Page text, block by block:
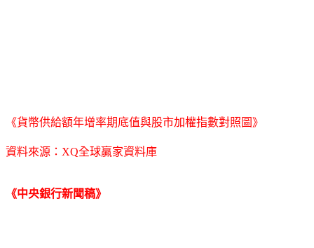
《貨幣供給額年增率期底值與股市加權指數對照圖》
資料來源：XQ全球贏家資料庫
《中央銀行新聞稿》